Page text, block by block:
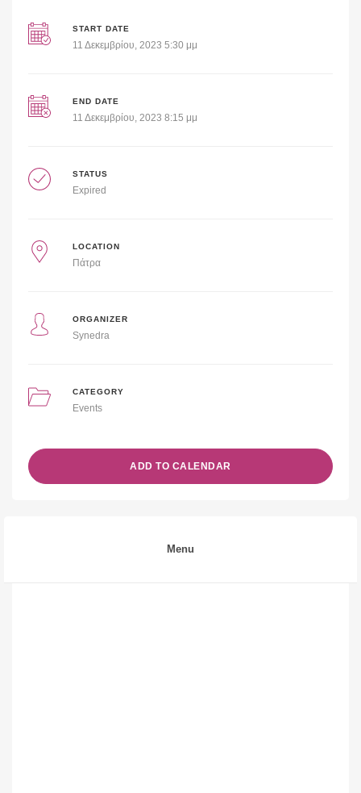
START DATE
11 Δεκεμβρίου, 2023 5:30 μμ
END DATE
11 Δεκεμβρίου, 2023 8:15 μμ
STATUS
Expired
LOCATION
Πάτρα
ORGANIZER
Synedra
CATEGORY
Events
ADD TO CALENDAR
Menu